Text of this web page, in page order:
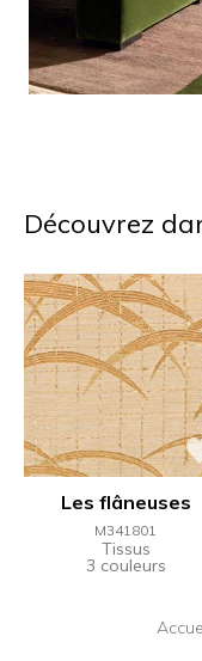
Découvrez
Les flâneuses
M341801
Tissus
3 couleurs